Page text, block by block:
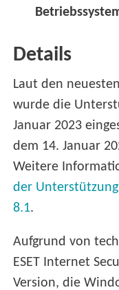
Details
Laut den
wurde die
Januar 2023
dem 14. Januar
Weitere
der
8.1.
Aufgrund von
ESET Internet
Version, die